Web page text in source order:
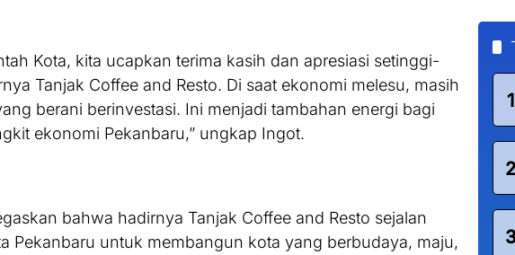
Kota, kita ucapkan terima kasih dan apresiasi setinggi-
Tanjak Coffee and Resto. Di saat ekonomi melesu, masih
berani berinvestasi. Ini menjadi tambahan energi bagi
ekonomi Pekanbaru,” ungkap Ingot.
bahwa hadirnya Tanjak Coffee and Resto sejalan
Pekanbaru untuk membangun kota yang berbudaya, maju,
1
2